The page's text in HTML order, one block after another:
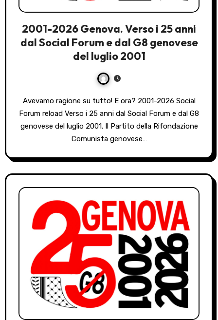
2001-2026 Genova. Verso i 25 anni
dal Social Forum e dal G8 genovese
del luglio 2001
Avevamo ragione su tutto! E ora? 2001-2026 Social
Forum reload Verso i 25 anni dal Social Forum e dal G8
genovese del luglio 2001. Il Partito della Rifondazione
Comunista genovese…